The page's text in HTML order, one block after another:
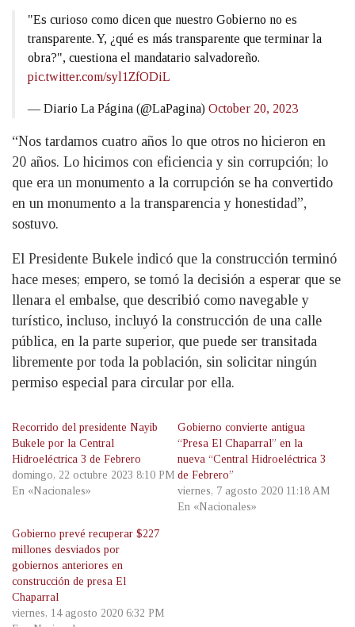
"Es curioso como dicen que nuestro Gobierno no es
transparente. Y, ¿qué es más transparente que terminar la
obra?", cuestiona el mandatario salvadoreño.
pic.twitter.com/syl1ZfODiL
— Diario La Página (@LaPagina) October 20, 2023
“Nos tardamos cuatro años lo que otros no hicieron en
20 años. Lo hicimos con eficiencia y sin corrupción; lo
que era un monumento a la corrupción se ha convertido
en un monumento a la transparencia y honestidad”,
sostuvo.
El Presidente Bukele indicó que la construcción terminó
hace meses; empero, se tomó la decisión a esperar que se
llenara el embalse, que describió como navegable y
turístico, incluso, incluyó la construcción de una calle
pública, en la parte superior, que puede ser transitada
libremente por toda la población, sin solicitar ningún
permiso especial para circular por ella.
Recorrido del presidente Nayib
Bukele por la Central
Hidroeléctrica 3 de Febrero
domingo, 22 octubre 2023 8:10 PM
En «Nacionales»
Gobierno convierte antigua
“Presa El Chaparral” en la
nueva “Central Hidroeléctrica 3
de Febrero”
viernes, 7 agosto 2020 11:18 AM
En «Nacionales»
Gobierno prevé recuperar $227
millones desviados por
gobiernos anteriores en
construcción de presa El
Chaparral
viernes, 14 agosto 2020 6:32 PM